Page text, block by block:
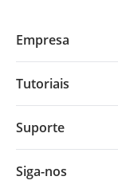
Empresa
Tutoriais
Suporte
Siga-nos